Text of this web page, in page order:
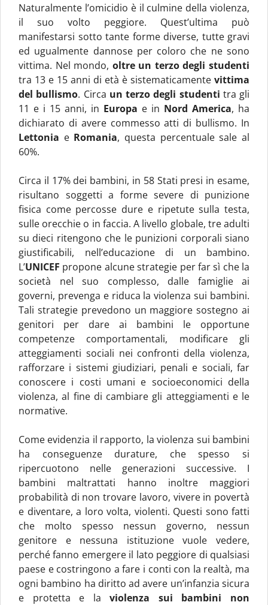
Naturalmente l’omicidio è il culmine della violenza,
il suo volto peggiore. Quest’ultima può
manifestarsi sotto tante forme diverse, tutte gravi
ed ugualmente dannose per coloro che ne sono
vittima. Nel mondo, oltre un terzo degli studenti
tra 13 e 15 anni di età è sistematicamente vittima
del bullismo. Circa un terzo degli studenti tra gli
11 e i 15 anni, in Europa e in Nord America, ha
dichiarato di avere commesso atti di bullismo. In
Lettonia e Romania, questa percentuale sale al
60%.
Circa il 17% dei bambini, in 58 Stati presi in esame,
risultano soggetti a forme severe di punizione
fisica come percosse dure e ripetute sulla testa,
sulle orecchie o in faccia. A livello globale, tre adulti
su dieci ritengono che le punizioni corporali siano
giustificabili, nell’educazione di un bambino.
L’UNICEF propone alcune strategie per far sì che la
società nel suo complesso, dalle famiglie ai
governi, prevenga e riduca la violenza sui bambini.
Tali strategie prevedono un maggiore sostegno ai
genitori per dare ai bambini le opportune
competenze comportamentali, modificare gli
atteggiamenti sociali nei confronti della violenza,
rafforzare i sistemi giudiziari, penali e sociali, far
conoscere i costi umani e socioeconomici della
violenza, al fine di cambiare gli atteggiamenti e le
normative.
Come evidenzia il rapporto, la violenza sui bambini
ha conseguenze durature, che spesso si
ripercuotono nelle generazioni successive. I
bambini maltrattati hanno inoltre maggiori
probabilità di non trovare lavoro, vivere in povertà
e diventare, a loro volta, violenti. Questi sono fatti
che molto spesso nessun governo, nessun
genitore e nessuna istituzione vuole vedere,
perché fanno emergere il lato peggiore di qualsiasi
paese e costringono a fare i conti con la realtà, ma
ogni bambino ha diritto ad avere un’infanzia sicura
e protetta e la violenza sui bambini non